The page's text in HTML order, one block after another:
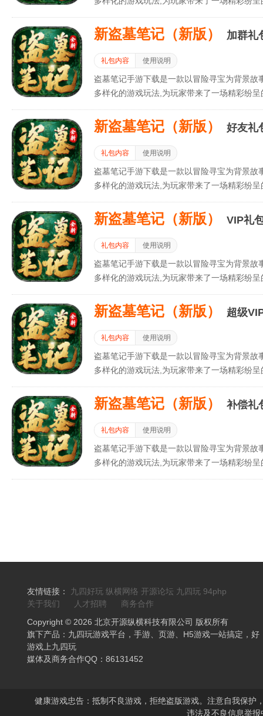
新盗墓笔记（新版） 加群礼
礼包内容 使用说明
盗墓笔记手游下载是一款以冒险寻宝为背景
多样化的游戏玩法,为玩家带来了一场精彩纷
新盗墓笔记（新版） 好友礼
礼包内容 使用说明
盗墓笔记手游下载是一款以冒险寻宝为背景
多样化的游戏玩法,为玩家带来了一场精彩纷
新盗墓笔记（新版） VIP礼
礼包内容 使用说明
盗墓笔记手游下载是一款以冒险寻宝为背景
多样化的游戏玩法,为玩家带来了一场精彩纷
新盗墓笔记（新版） 超级
礼包内容 使用说明
盗墓笔记手游下载是一款以冒险寻宝为背景
多样化的游戏玩法,为玩家带来了一场精彩纷
新盗墓笔记（新版） 补偿礼
礼包内容 使用说明
盗墓笔记手游下载是一款以冒险寻宝为背景
多样化的游戏玩法,为玩家带来了一场精彩纷
友情链接： 九四好玩 纵横网络 开源论坛 九四玩 94php
关于我们
人才招聘
商务合作
Copyright © 2026 北京开源纵横科技有限公司 版权所有
旗下产品：九四玩游戏平台，手游、页游、H5游戏一站搞定，好
游戏上九四玩
媒体及商务合作QQ：86131452
健康游戏忠告：抵制不良游戏，拒绝盗版游戏。注意自我保
违法及不良信息举